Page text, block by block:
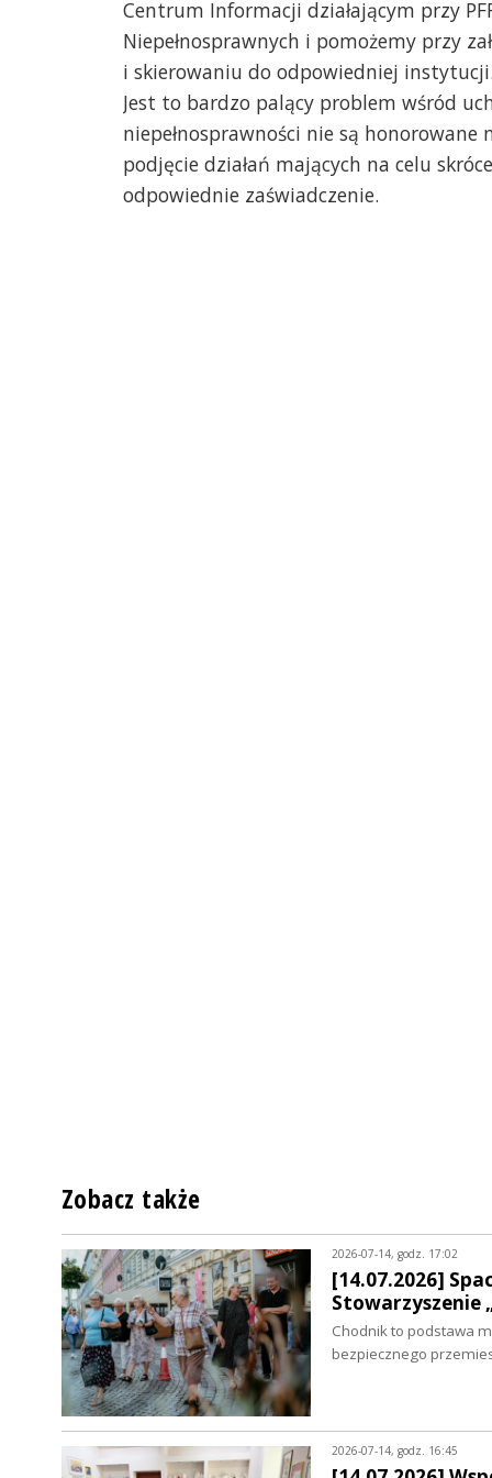
Centrum Informacji działającym przy
Niepełnosprawnych i pomożemy przy
i skierowaniu do odpowiedniej
Jest to bardzo palący problem wśród
niepełnosprawności nie są
podjęcie działań mających na celu
odpowiednie zaświadczenie.
Zobacz także
2026-07-14, godz. 17:02
[14.07.2026]
Stowarzyszenie
Chodnik to podstawa
bezpiecznego
2026-07-14, godz. 16:45